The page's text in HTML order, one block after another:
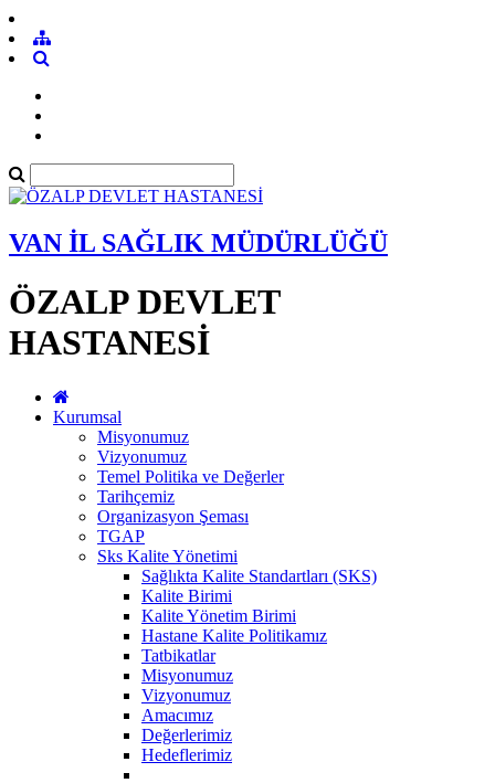
VAN İL SAĞLIK MÜDÜRLÜĞÜ
ÖZALP DEVLET
HASTANESİ
Kurumsal
Misyonumuz
Vizyonumuz
Temel Politika ve Değerler
Tarihçemiz
Organizasyon Şeması
TGAP
Sks Kalite Yönetimi
Sağlıkta Kalite Standartları (SKS)
Kalite Birimi
Kalite Yönetim Birimi
Hastane Kalite Politikamız
Tatbikatlar
Misyonumuz
Vizyonumuz
Amacımız
Değerlerimiz
Hedeflerimiz